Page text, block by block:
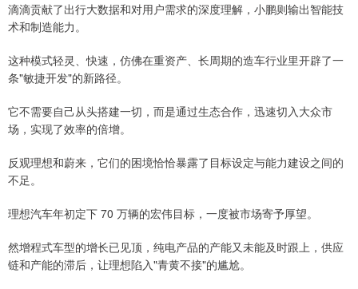
滴滴贡献了出行大数据和对用户需求的深度理解，小鹏则输出智能技
术和制造能力。
这种模式轻灵、快速，仿佛在重资产、长周期的造车行业里开辟了一
条"敏捷开发"的新路径。
它不需要自己从头搭建一切，而是通过生态合作，迅速切入大众市
场，实现了效率的倍增。
反观理想和蔚来，它们的困境恰恰暴露了目标设定与能力建设之间的
不足。
理想汽车年初定下 70 万辆的宏伟目标，一度被市场寄予厚望。
然增程式车型的增长已见顶，纯电产品的产能又未能及时跟上，供应
链和产能的滞后，让理想陷入"青黄不接"的尴尬。